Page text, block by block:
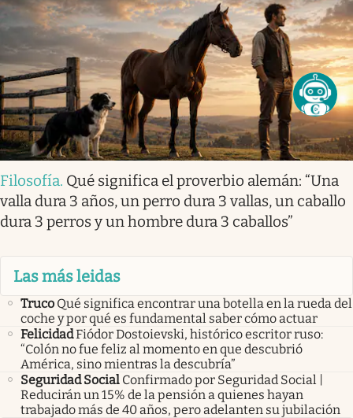
Filosofía. Qué significa el proverbio alemán: “Una
valla dura 3 años, un perro dura 3 vallas, un caballo
dura 3 perros y un hombre dura 3 caballos”
Las más leidas
Truco Qué significa encontrar una botella en la rueda del
coche y por qué es fundamental saber cómo actuar
FelicidadFiódor Dostoievski, histórico escritor ruso:
“Colón no fue feliz al momento en que descubrió
América, sino mientras la descubría”
Seguridad Social Confirmado por Seguridad Social |
Reducirán un 15% de la pensión a quienes hayan
trabajado más de 40 años, pero adelanten su jubilación